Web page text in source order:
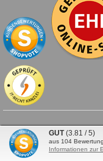
GUT (3.81 / 5)
aus 104
Informationen zur
© 2026HILDE24.de.
vorbehalten.